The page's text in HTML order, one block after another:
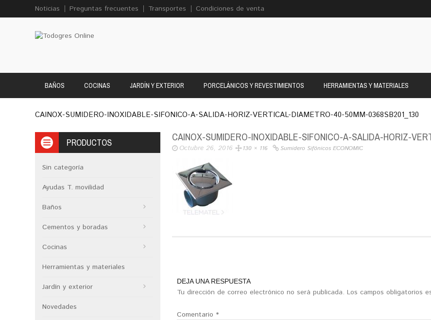
Noticias Preguntas frecuentes Transportes Condiciones de venta
BAÑOS COCINAS JARDÍN Y EXTERIOR PORCELÁNICOS Y REVESTIMIENTOS HERRAMIENTAS Y MATERIALES
CAINOX-SUMIDERO-INOXIDABLE-SIFONICO-A-SALIDA-HORIZ-VERTICAL-DIAMETRO-40-50MM-0368SB201_130
CAINOX-SUMIDERO-INOXIDABLE-SIFONICO-A-SALIDA-HORIZ-
Octubre 26, 2016 130 × 116 Sumidero Sifónicos ECONOMIC
DEJA UNA RESPUESTA
Tu dirección de correo electrónico no será publicada. Los campos obligatorios
Comentario *
PRODUCTOS
Sin categoría
Ayudas T. movilidad
Baños
Cementos y boradas
Cocinas
Herramientas y materiales
Jardín y exterior
Novedades